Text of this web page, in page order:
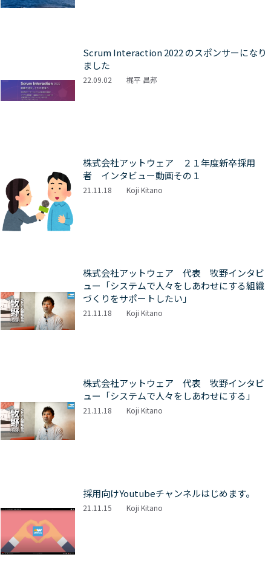
Scrum Interaction 2022 のスポンサーになり
ました
22.09.02 梶平 昌邦
株式会社アットウェア ２１年度新卒採用
者 インタビュー動画その１
21.11.18 Koji Kitano
株式会社アットウェア 代表 牧野インタビ
ュー「システムで人々をしあわせにする組織
づくりをサポートしたい」
21.11.18 Koji Kitano
株式会社アットウェア 代表 牧野インタビ
ュー「システムで人々をしあわせにする」
21.11.18 Koji Kitano
採用向けYoutubeチャンネルはじめます。
21.11.15 Koji Kitano